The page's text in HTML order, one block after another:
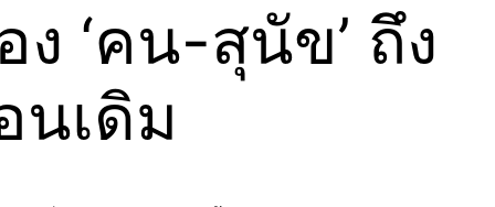
‘คน-สุนัข’ ถึง
นเดิม